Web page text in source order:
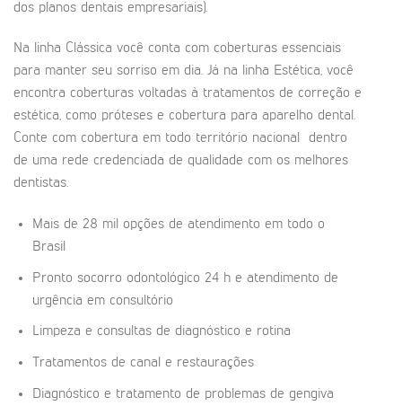
dos planos dentais empresariais).
Na linha Clássica você conta com coberturas essenciais
para manter seu sorriso em dia. Já na linha Estética, você
encontra coberturas voltadas à tratamentos de correção e
estética, como próteses e cobertura para aparelho dental.
Conte com cobertura em todo território nacional dentro
de uma rede credenciada de qualidade com os melhores
dentistas.
Mais de 28 mil opções de atendimento em todo o
Brasil
Pronto socorro odontológico 24 h e atendimento de
urgência em consultório
Limpeza e consultas de diagnóstico e rotina
Tratamentos de canal e restaurações
Diagnóstico e tratamento de problemas de gengiva